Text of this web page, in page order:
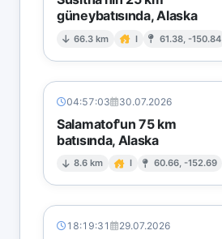
güneybatısında, Alaska
66.3 km I 61.38, -150.84
04:57:03 30.07.2026
Salamatof'un 75 km
batısında, Alaska
8.6 km I 60.66, -152.69
18:19:31 29.07.2026